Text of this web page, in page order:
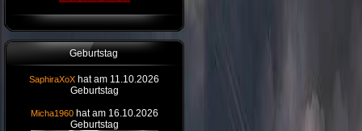
Geburtstag
SaphiraXoX hat am 11.10.2026
Geburtstag
Micha1960 hat am 16.10.2026
Geburtstag